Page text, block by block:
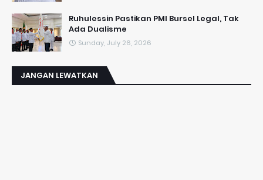
​Ruhulessin Pastikan PMI Bursel Legal, Tak
Ada Dualisme
Sunday, July 26, 2026
JANGAN LEWATKAN